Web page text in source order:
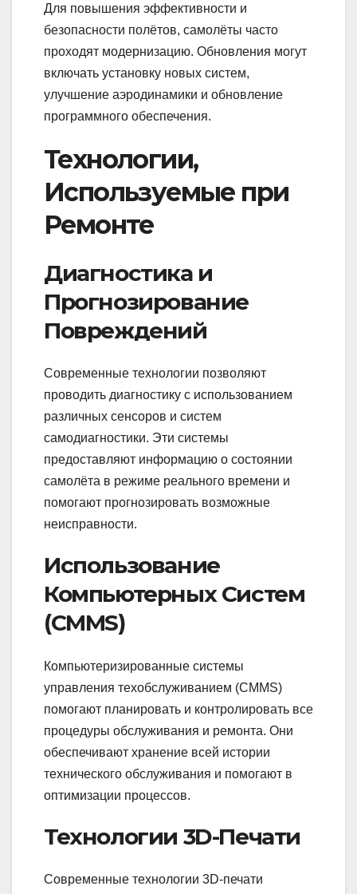
Для повышения эффективности и
безопасности полётов, самолёты часто
проходят модернизацию. Обновления могут
включать установку новых систем,
улучшение аэродинамики и обновление
программного обеспечения.
Технологии,
Используемые при
Ремонте
Диагностика и
Прогнозирование
Повреждений
Современные технологии позволяют
проводить диагностику с использованием
различных сенсоров и систем
самодиагностики. Эти системы
предоставляют информацию о состоянии
самолёта в режиме реального времени и
помогают прогнозировать возможные
неисправности.
Использование
Компьютерных Систем
(CMMS)
Компьютеризированные системы
управления техобслуживанием (CMMS)
помогают планировать и контролировать все
процедуры обслуживания и ремонта. Они
обеспечивают хранение всей истории
технического обслуживания и помогают в
оптимизации процессов.
Технологии 3D-Печати
Современные технологии 3D-печати